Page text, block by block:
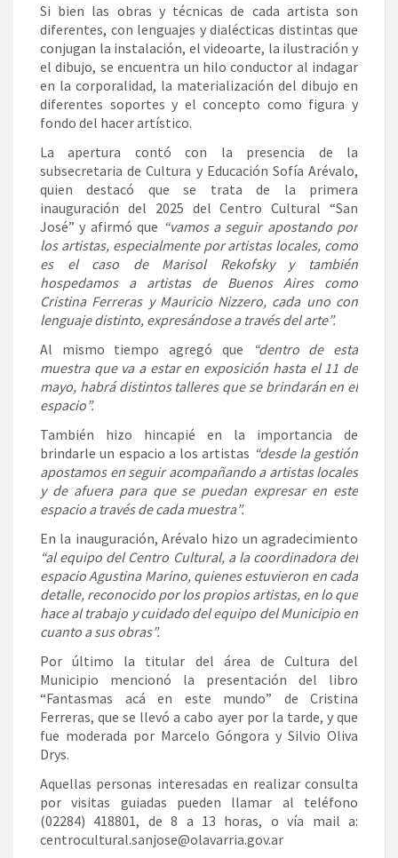
Si bien las obras y técnicas de cada artista son
diferentes, con lenguajes y dialécticas distintas que
conjugan la instalación, el videoarte, la ilustración y
el dibujo, se encuentra un hilo conductor al indagar
en la corporalidad, la materialización del dibujo en
diferentes soportes y el concepto como figura y
fondo del hacer artístico.
La apertura contó con la presencia de la
subsecretaria de Cultura y Educación Sofía Arévalo,
quien destacó que se trata de la primera
inauguración del 2025 del Centro Cultural “San
José” y afirmó que “vamos a seguir apostando por
los artistas, especialmente por artistas locales, como
es el caso de Marisol Rekofsky y también
hospedamos a artistas de Buenos Aires como
Cristina Ferreras y Mauricio Nizzero, cada uno con
lenguaje distinto, expresándose a través del arte”.
Al mismo tiempo agregó que
“dentro de esta
muestra que va a estar en exposición hasta el 11 de
mayo, habrá distintos talleres que se brindarán en el
espacio”.
También hizo hincapié en la importancia de
brindarle un espacio a los artistas “desde la gestión
apostamos en seguir acompañando a artistas locales
y de afuera para que se puedan expresar en este
espacio a través de cada muestra”.
En la inauguración, Arévalo hizo un agradecimiento
“al equipo del Centro Cultural, a la coordinadora del
espacio Agustina Marino, quienes estuvieron en cada
detalle, reconocido por los propios artistas, en lo que
hace al trabajo y cuidado del equipo del Municipio en
cuanto a sus obras”.
Por último la titular del área de Cultura del
Municipio mencionó la presentación del libro
“Fantasmas acá en este mundo” de Cristina
Ferreras, que se llevó a cabo ayer por la tarde, y que
fue moderada por Marcelo Góngora y Silvio Oliva
Drys.
Aquellas personas interesadas en realizar consulta
por visitas guiadas pueden llamar al teléfono
(02284) 418801, de 8 a 13 horas, o vía mail a:
centrocultural.sanjose@olavarria.gov.ar